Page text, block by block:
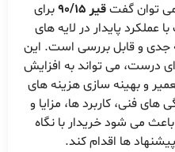
توان گفتقیر 90/15
برای
عملکرد پایدار در لایه های
و قابل بررسی است. این
درست، می تواند به افزایش
و بهینه سازی هزینه های
فنی، کاربرد ها، مزایا و
عوامل موثر بر قیمت قیر 90/15 باعث می شود خریدار با نگاه
ها اقدام کند.